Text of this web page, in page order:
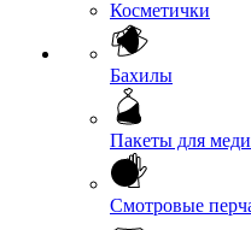
Косметички
Бахилы
Пакеты для
Смотровые